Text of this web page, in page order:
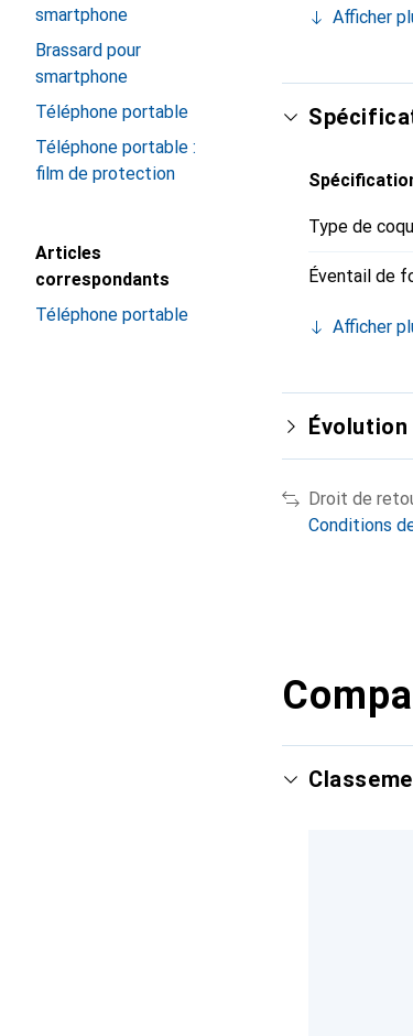
smartphone
Brassard pour
smartphone
Téléphone portable
Téléphone portable :
film de protection
Articles
correspondants
Téléphone portable
choix sûr
Afficher
Type de
Éventail de
Afficher
Droit de
Conditions